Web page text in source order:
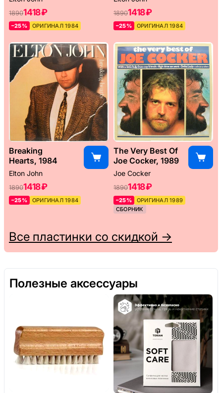
18901418 ₽
–25% ОРИГИНАЛ 1984
18901418 ₽
–25% ОРИГИНАЛ 1984
Breaking
Hearts, 1984
Elton John
18901418 ₽
–25% ОРИГИНАЛ 1984
The Very Best Of
Joe Cocker, 1989
Joe Cocker
18901418 ₽
–25%
ОРИГИНАЛ 1989
СБОРНИК
Все пластинки со скидкой →
Полезные аксессуары